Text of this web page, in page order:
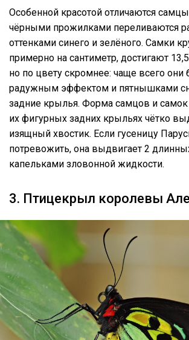
Особенной красотой отличаются
чёрными прожилками переливаются
оттенками синего и зелёного. Самки
примерно на сантиметр, достигают
но по цвету скромнее: чаще всего они
радужным эффектом и пятнышками
задние крылья. Форма самцов и самок
их фигурных задних крыльях чётко
изящный хвостик. Если гусеницу
потревожить, она выдвигает 2
капельками зловонной жидкости.
3. Птицекрыл королевы